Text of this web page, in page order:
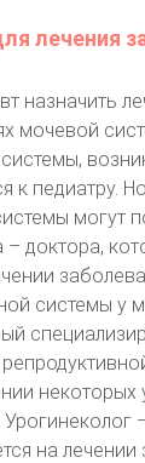
лечения
назначить
мочевой
к педиатру.
могут
– доктора,
системы у
некоторых
на лечении